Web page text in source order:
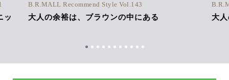
ッ
B.R.MALL Recommend Style Vol.143
大人の余裕は、ブラウンの中にある 大